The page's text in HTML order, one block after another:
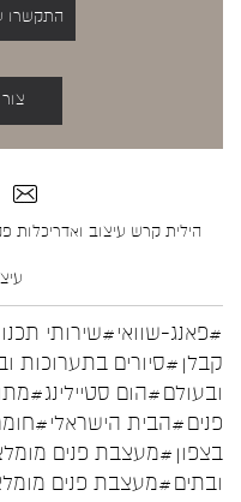
התקשרו עכשיו
#פאנג-שוואי#שירותי
קבלן #סיורים בתערוכות
ובעולם#הום סטיילינג
פנים#הבית הישראלי
בצפון #מעצבת פנים
ובתים#מעצבת פנים